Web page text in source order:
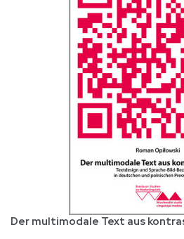
Der multimodale Text aus